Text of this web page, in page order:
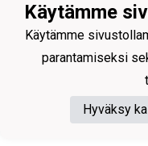
Käytämme
Käytämme
parantamiseksi
Hyväksy